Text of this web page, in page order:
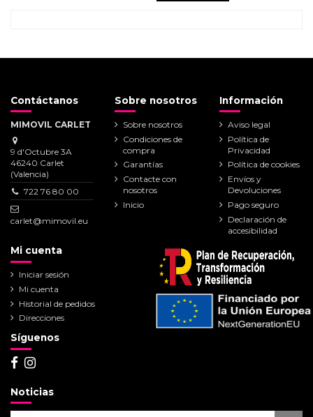
Contáctanos
MIMOVIL CARLET
9 d'Octubre 3A
46240 Carlet
(Valencia)
722 76 80 00
carlet@mimovil.eu
Sobre nosotros
Sobre nosotros
Condiciones de
compra
Garantías
Contacte con
nosotros
Inicio
Información
Aviso legal
Política de
Privacidad
Política de cookies
Envíos y
Devoluciones
Pago seguro
Declaración de
accesibilidad
Mi cuenta
Iniciar sesión
Mi cuenta
Historial de pedidos
Direcciones
Síguenos
Noticias